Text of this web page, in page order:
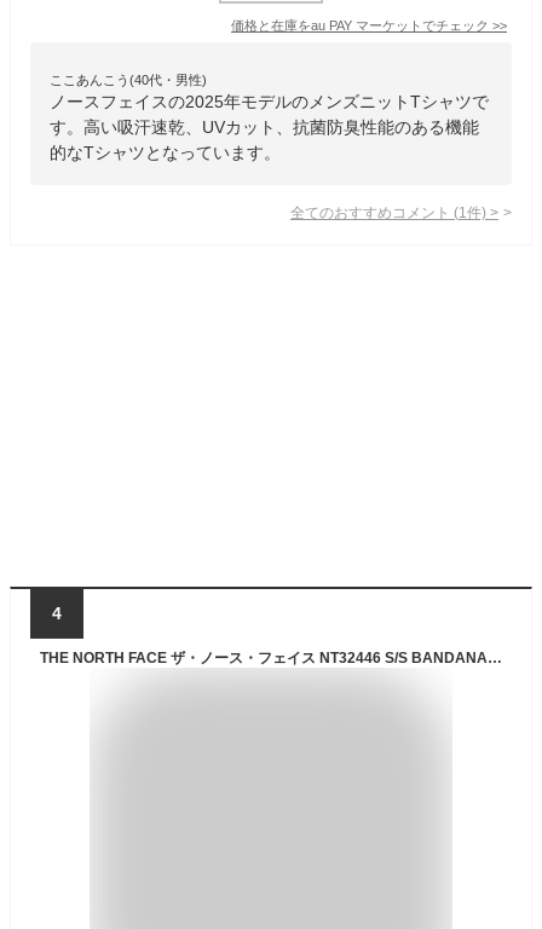
価格と在庫をau PAY マーケット でチェック >>
ここあんこう(40代・男性)
ノースフェイスの2025年モデルのメンズニットTシャツで
す。高い吸汗速乾、UVカット、抗菌防臭性能のある機能
的なTシャツとなっています。
全てのおすすめコメント (1 件) >
4
THE NORTH FACE ザ・ノース・フェイス NT32446 S/S BANDANA SQUARE LOGO TEE ショートスリーブバンダナスクエアロゴティー Tシャツ ペイズリー 柄 速乾 半袖 トップス アウトドア メンズ レディース 4カラー 国内正規 2025SS